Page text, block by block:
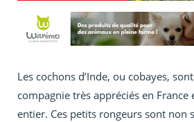
Les cochons d’Inde, ou cobayes,
compagnie très appréciés en France
entier. Ces petits rongeurs sont non